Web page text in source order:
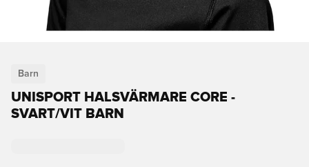
Barn
UNISPORT HALSVÄRMARE CORE -
SVART/VIT BARN